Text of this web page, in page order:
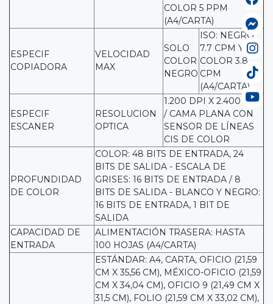
COLOR 5 PPM
(A4/CARTA)
ESPECIF
COPIADORA
VELOCIDAD
MAX
SOLO
COLOR
NEGRO
ISO: NEGRO
7.7 CPM Y
COLOR 3.8
CPM
(A4/CARTA)
ESPECIF
ESCANER
RESOLUCION
OPTICA
1.200 DPI X 2.400 DPI
/ CAMA PLANA CON
SENSOR DE LÍNEAS
CIS DE COLOR
PROFUNDIDAD
DE COLOR
COLOR: 48 BITS DE ENTRADA, 24
BITS DE SALIDA - ESCALA DE
GRISES: 16 BITS DE ENTRADA / 8
BITS DE SALIDA - BLANCO Y NEGRO:
16 BITS DE ENTRADA, 1 BIT DE
SALIDA
CAPACIDAD DE
ENTRADA
ALIMENTACIÓN TRASERA: HASTA
100 HOJAS (A4/CARTA)
ESTÁNDAR: A4, CARTA, OFICIO (21,59
CM X 35,56 CM), MÉXICO-OFICIO (21,59
CM X 34,04 CM), OFICIO 9 (21,49 CM X
31,5 CM), FOLIO (21,59 CM X 33,02 CM),